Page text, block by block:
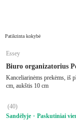
Patikrinta kokybė
Essey
Biuro organizatorius
Kanceliarinėms prekėms, iš
cm, aukštis 10 cm
(40)
Sandėlyje
Paskutiniai